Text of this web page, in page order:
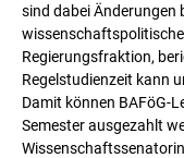
sind dabei Änderungen
Regierungsfraktion,
Regelstudienzeit kann
Damit können BAFöG-
Semester ausgezahlt